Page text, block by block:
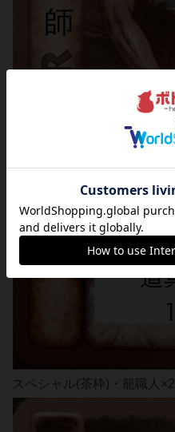
スペシャル(茶枠)・籠職人×2